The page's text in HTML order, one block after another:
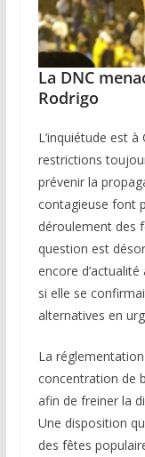
La DNC
Rodrigo
L’inquiétude est
restrictions
prévenir la
contagieuse font
déroulement des
question est
encore
si elle se
alternatives en
La
concentration de
afin de freiner la
Une disposition
des fêtes